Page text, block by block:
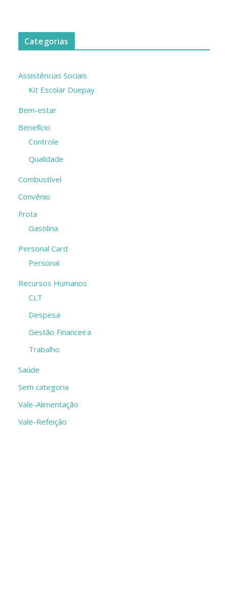
Categorias
Assistências Sociais
Kit Escolar Duepay
Bem-estar
Benefício
Controle
Qualidade
Combustível
Convênio
Frota
Gasolina
Personal Card
Personal
Recursos Humanos
CLT
Despesa
Gestão Financeira
Trabalho
Saúde
Sem categoria
Vale-Alimentação
Vale-Refeição